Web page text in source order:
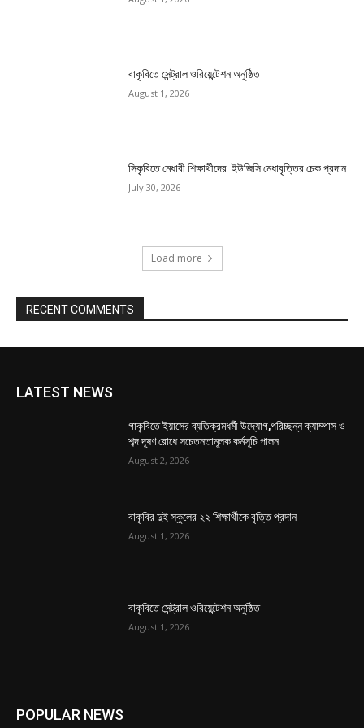
বাকৃবিতে সেন্ট্রাল ওরিয়েন্টেশন অনুষ্ঠিত
August 1, 2026
সিকৃবিতে মেধাবী শিক্ষার্থীদের ইউজিসি মেধাবৃত্তির চেক প্রদান
July 30, 2026
Load more
RECENT COMMENTS
LATEST NEWS
গাকৃবিতে ইয়াসের ব্যতিক্রমধর্মী উদ্যোগ,পরিচ্ছন্ন ক্যাম্পাস ও
শব্দ দূষণ রোধে সচেতনতামূলক কর্মসূচি পালন
August 2, 2026
বাকৃবির দুই স্কুলের ২২ শিক্ষার্থীকে বৃত্তি প্রদান
August 1, 2026
বাকৃবিতে সেন্ট্রাল ওরিয়েন্টেশন অনুষ্ঠিত
August 1, 2026
POPULAR NEWS